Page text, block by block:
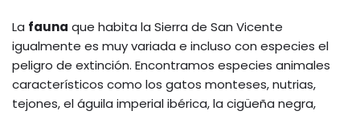
La fauna que habita la Sierra de San Vicente
igualmente es muy variada e incluso con especies el
peligro de extinción. Encontramos especies animales
característicos como los gatos monteses, nutrias,
tejones, el águila imperial ibérica, la cigüeña negra,